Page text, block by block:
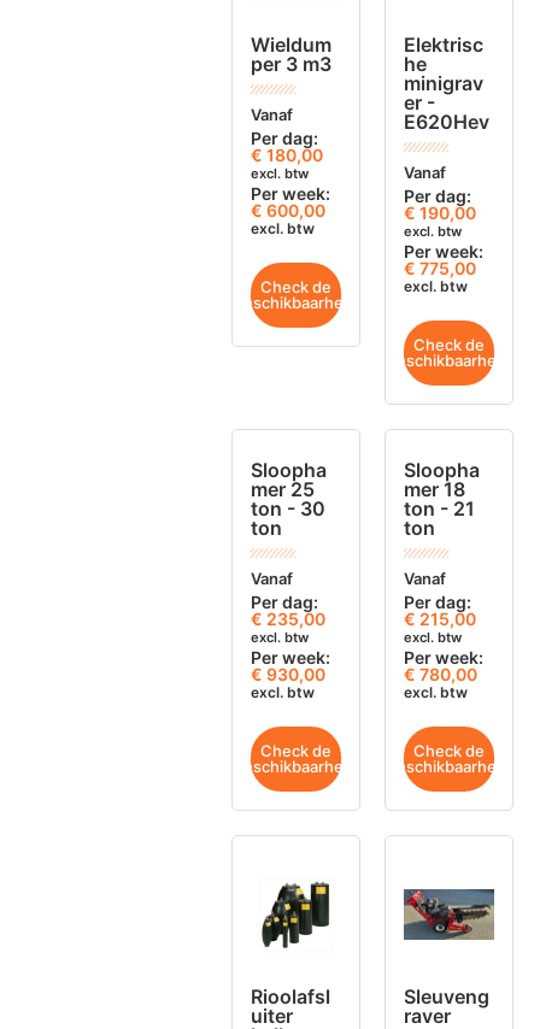
Wieldum
per 3 m3
Vanaf
Per dag:
€ 180,00
excl. btw
Per week:
€ 600,00
excl. btw
Check de
beschikbaarheid
Elektrisc
he
minigrav
er -
E620Hev
Vanaf
Per dag:
€ 190,00
excl. btw
Per week:
€ 775,00
excl. btw
Check de
beschikbaarheid
Sloopha
mer 25
ton - 30
ton
Vanaf
Per dag:
€ 235,00
excl. btw
Per week:
€ 930,00
excl. btw
Check de
beschikbaarheid
Sloopha
mer 18
ton - 21
ton
Vanaf
Per dag:
€ 215,00
excl. btw
Per week:
€ 780,00
excl. btw
Check de
beschikbaarheid
Rioolafsl
uiter
Sleuveng
raver